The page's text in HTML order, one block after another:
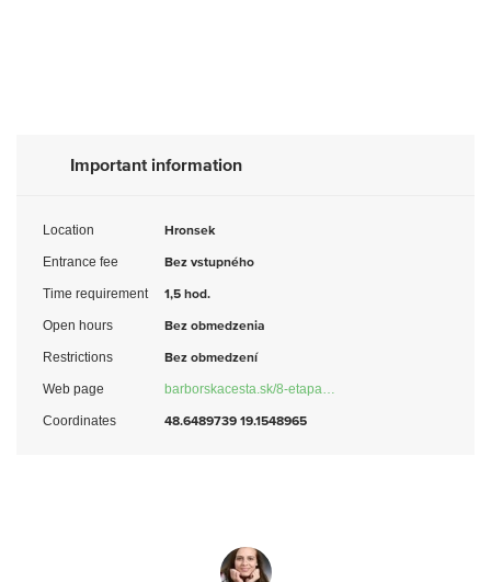
Important information
Location Hronsek
Entrance fee Bez vstupného
Time requirement 1,5 hod.
Open hours Bez obmedzenia
Restrictions Bez obmedzení
Web page barborskacesta.sk/8-etapa…
Coordinates 48.6489739 19.1548965